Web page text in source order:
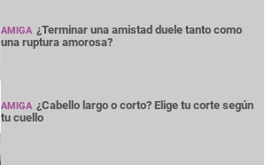
AMIGA ¿Terminar una amistad duele tanto como
una ruptura amorosa?
AMIGA ¿Cabello largo o corto? Elige tu corte según
tu cuello